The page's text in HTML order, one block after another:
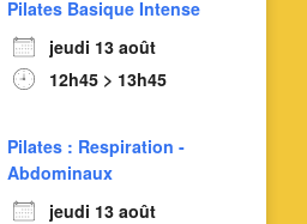
Pilates Basique Intense
jeudi 13 août
12h45 > 13h45
Pilates : Respiration -
Abdominaux
jeudi 13 août